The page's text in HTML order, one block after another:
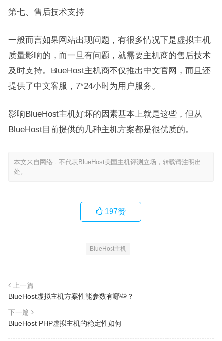
第七、售后技术支持
一般而言如果网站出现问题，有很多情况下是虚拟主机
质量影响的，而一旦有问题，就需要主机商的售后技术
及时支持。BlueHost主机商不仅推出中文官网，而且还
提供了中文客服，7*24小时为用户服务。
影响BlueHost主机好坏的因素基本上就是这些，但从
BlueHost目前提供的几种主机方案都是很优质的。
本文来自网络，不代表BlueHost美国主机评测立场，转载请注明出
处。
197赞
BlueHost主机
上一篇
BlueHost虚拟主机方案性能参数有哪些？
下一篇
BlueHost PHP虚拟主机的稳定性如何